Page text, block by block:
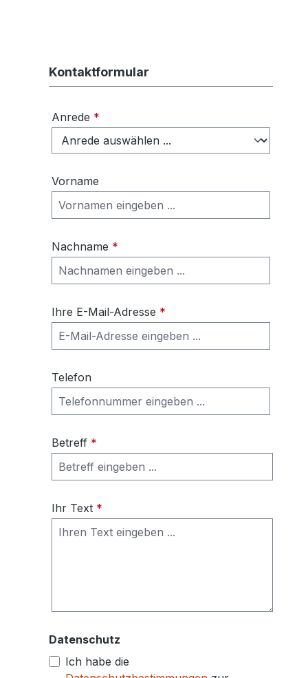
Kontaktformular
Anrede *
Vorname
Nachname *
Ihre E-Mail-Adresse *
Telefon
Betreff *
Ihr Text *
Datenschutz
Ich habe die